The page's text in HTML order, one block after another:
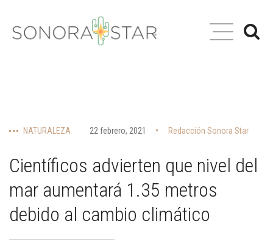
NATURALEZA 22 febrero, 2021 Redacción Sonora Star
Científicos advierten que nivel del
mar aumentará 1.35 metros
debido al cambio climático